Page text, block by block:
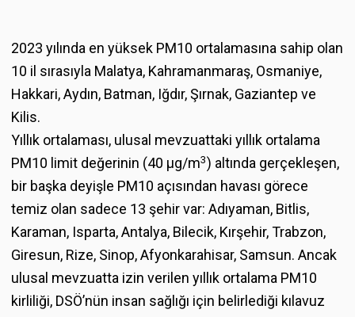
2023 yılında en yüksek PM10 ortalamasına sahip olan
10 il sırasıyla Malatya, Kahramanmaraş, Osmaniye,
Hakkari, Aydın, Batman, Iğdır, Şırnak, Gaziantep ve
Kilis.
Yıllık ortalaması, ulusal mevzuattaki yıllık ortalama
PM10 limit değerinin (40 µg/m3) altında gerçekleşen,
bir başka deyişle PM10 açısından havası görece
temiz olan sadece 13 şehir var: Adıyaman, Bitlis,
Karaman, Isparta, Antalya, Bilecik, Kırşehir, Trabzon,
Giresun, Rize, Sinop, Afyonkarahisar, Samsun. Ancak
ulusal mevzuatta izin verilen yıllık ortalama PM10
kirliliği, DSÖ’nün insan sağlığı için belirlediği kılavuz